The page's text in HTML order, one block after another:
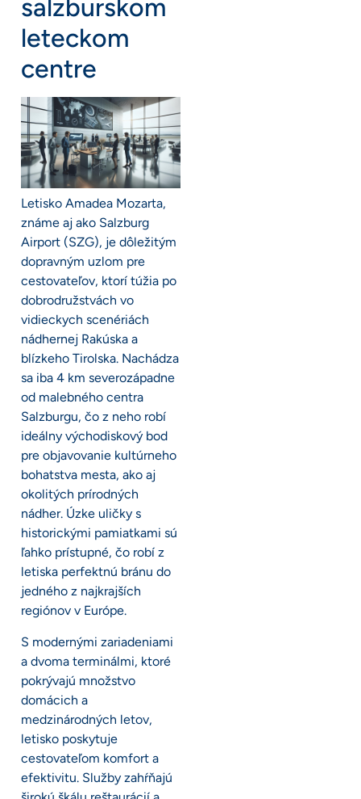
salzburskom
leteckom
centre
Letisko Amadea Mozarta,
známe aj ako Salzburg
Airport (SZG), je dôležitým
dopravným uzlom pre
cestovateľov, ktorí túžia po
dobrodružstvách vo
vidieckych scenériách
nádhernej Rakúska a
blízkeho Tirolska. Nachádza
sa iba 4 km severozápadne
od malebného centra
Salzburgu, čo z neho robí
ideálny východiskový bod
pre objavovanie kultúrneho
bohatstva mesta, ako aj
okolitých prírodných
nádher. Úzke uličky s
historickými pamiatkami sú
ľahko prístupné, čo robí z
letiska perfektnú bránu do
jedného z najkrajších
regiónov v Európe.
S modernými zariadeniami
a dvoma terminálmi, ktoré
pokrývajú množstvo
domácich a
medzinárodných letov,
letisko poskytuje
cestovateľom komfort a
efektivitu. Služby zahŕňajú